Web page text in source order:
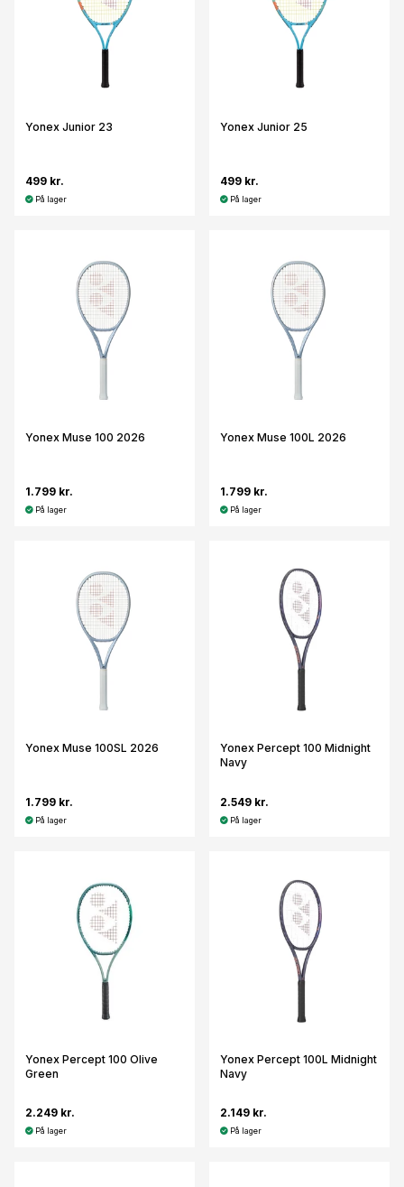
Yonex Junior 23
499 kr.
På lager
Yonex Junior 25
499 kr.
På lager
Yonex Muse 100 2026
1.799 kr.
På lager
Yonex Muse 100L 2026
1.799 kr.
På lager
Yonex Muse 100SL 2026
1.799 kr.
På lager
Yonex Percept 100 Midnight
Navy
2.549 kr.
På lager
Yonex Percept 100 Olive
Green
2.249 kr.
På lager
Yonex Percept 100L Midnight
Navy
2.149 kr.
På lager